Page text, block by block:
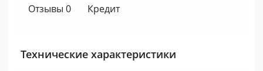
Отзывы 0
Кредит
Технические характеристики